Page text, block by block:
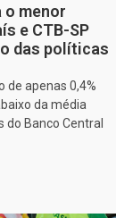
o menor
e CTB-SP
das políticas
de apenas 0,4%
da média
do Banco Central